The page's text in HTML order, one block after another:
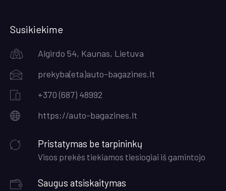
Susikiekime
Algirdo 54, Kaunas, Lietuva
prekyba(eta)auto-bagazines.lt
+370 (687) 48992
https;//auto-bagazines.lt
Pristatymas be tarpininkų
Visos prekės tiekiamos tiesiogiai iš gamintojo
Saugus atsiskaitymas